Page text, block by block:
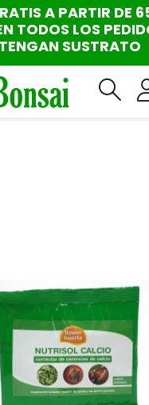
A PARTIR DE
TODOS LOS
TENGAN SUSTRATO